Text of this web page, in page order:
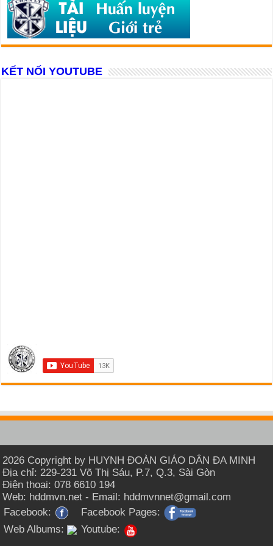
KẾT NỐI YOUTUBE
2026 Copyright by HUYNH ĐOÀN GIÁO DÂN ĐA MINH
Địa chỉ: 229-231 Võ Thị Sáu, P.7, Q.3, Sài Gòn
Điện thoại: 078 6610 194
Web: hddmvn.net - Email: hddmvnnet@gmail.com
Facebook:
Facebook Pages:
Web Albums:
Youtube: